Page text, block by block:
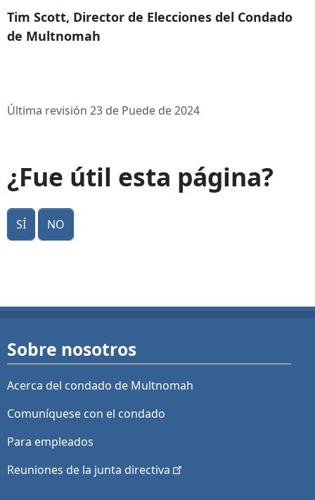
Tim Scott, Director de Elecciones del Condado
de Multnomah
Última revisión 23 de Puede de 2024
¿Fue útil esta página?
Sí No
Sobre nosotros
Acerca del condado de Multnomah
Comuníquese con el condado
Para empleados
Reuniones de la junta directiva